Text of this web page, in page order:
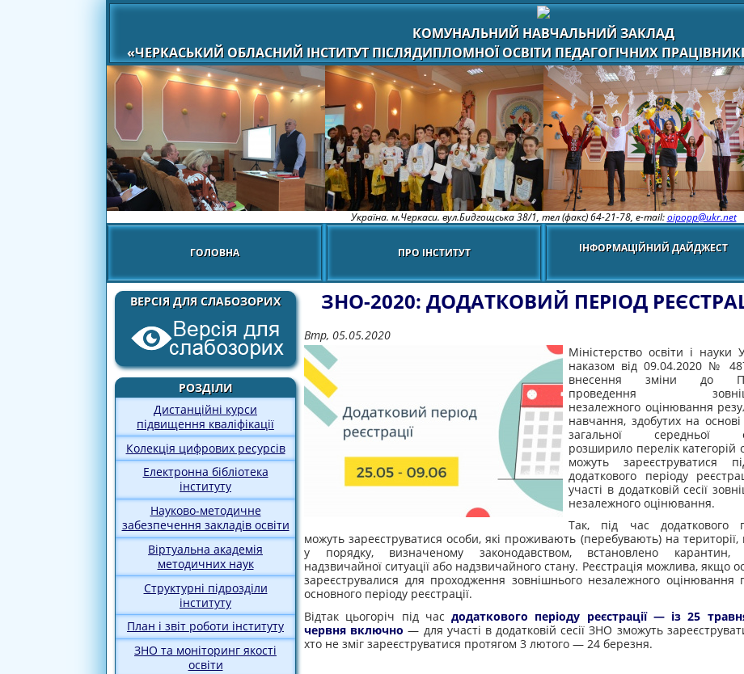
КОМУНАЛЬНИЙ НАВЧАЛЬНИЙ ЗАКЛАД
«ЧЕРКАСЬКИЙ ОБЛАСНИЙ ІНСТИТУТ ПІСЛЯДИПЛОМНОЇ ОСВІТИ ПЕДАГОГІЧНИХ
Україна. м.Черкаси. вул.Бидгощська 38/1, тел (факс) 64-21-78, e-mail:oipopp@ukr.net
ГОЛОВНА ПРО ІНСТИТУТ ІНФОРМАЦІЙНИЙ ДАЙДЖЕСТ
ВЕРСІЯ ДЛЯ СЛАБОЗОРИХ
РОЗДІЛИ
Дистанційні курси
підвищення кваліфікації
Колекція цифрових ресурсів
Електронна бібліотека
інституту
Науково-методичне
забезпечення закладів освіти
Віртуальна академія
методичних наук
Структурні підрозділи
інституту
План і звіт роботи інституту
ЗНО та моніторинг якості
освіти
ЗНО-2020: ДОДАТКОВИЙ ПЕРІОД
Втр, 05.05.2020
Міністерство освіти і науки
наказом від 09.04.2020 №
внесення зміни до
проведення
незалежного оцінювання
навчання, здобутих на основі
загальної середньої
розширило перелік категорій
можуть зареєструватися
додаткового періоду
участі в додатковій сесії
незалежного оцінювання.
Так, під час додаткового
можуть зареєструватися особи, які проживають (перебувають) на території,
у порядку, визначеному законодавством, встановлено карантин,
надзвичайної ситуації або надзвичайного стану. Реєстрація можлива, якщо
зареєструвалися для проходження зовнішнього незалежного оцінювання
основного періоду реєстрації.
Відтак цьогоріч під час додаткового періоду реєстрації — із 25
червня включно — для участі в додатковій сесії ЗНО зможуть
хто не зміг зареєструватися протягом 3 лютого — 24 березня.